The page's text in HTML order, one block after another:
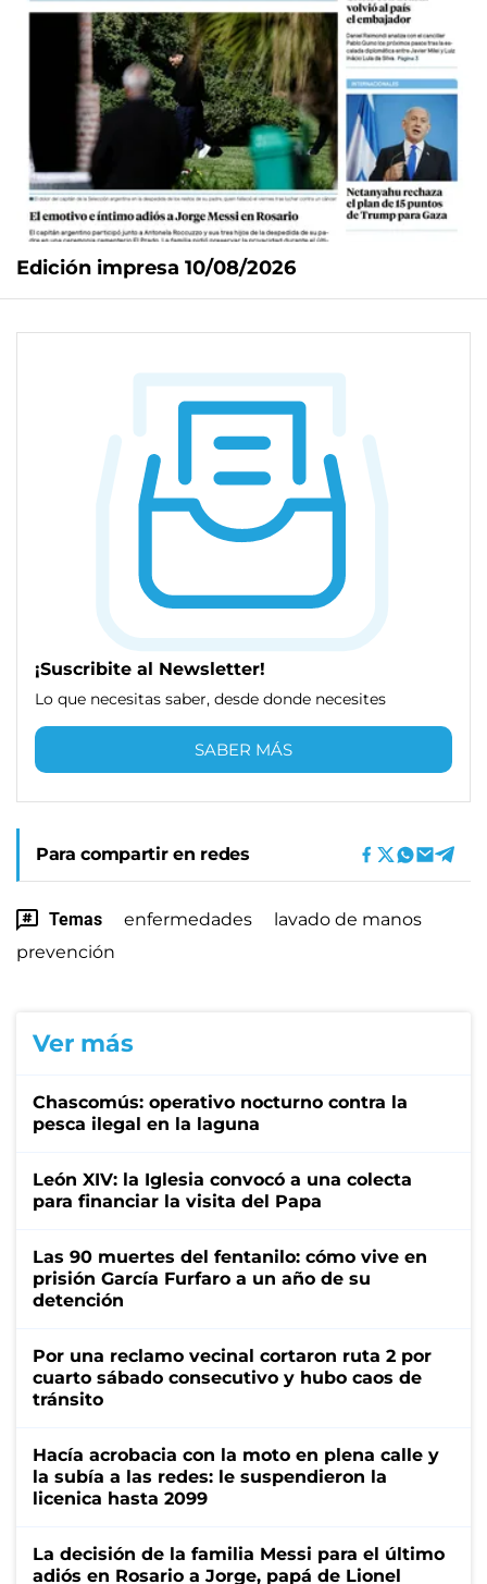
Edición impresa 10/08/2026
¡Suscribite al Newsletter!
Lo que necesitas saber, desde donde necesites
SABER MÁS
Para compartir en redes
Temas enfermedades
lavado de manos
prevención
Ver más
Chascomús: operativo nocturno contra la
pesca ilegal en la laguna
León XIV: la Iglesia convocó a una colecta
para financiar la visita del Papa
Las 90 muertes del fentanilo: cómo vive en
prisión García Furfaro a un año de su
detención
Por una reclamo vecinal cortaron ruta 2 por
cuarto sábado consecutivo y hubo caos de
tránsito
Hacía acrobacia con la moto en plena calle y
la subía a las redes: le suspendieron la
licenica hasta 2099
La decisión de la familia Messi para el último
adiós en Rosario a Jorge, papá de Lionel